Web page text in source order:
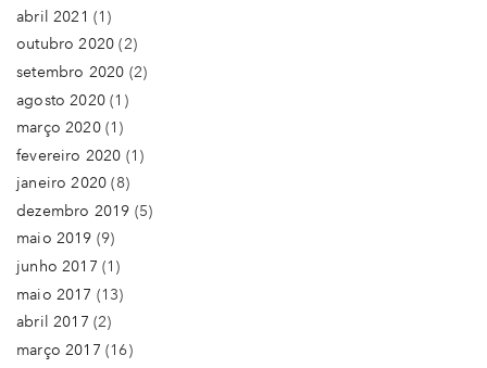
abril 2021 (1)
outubro 2020 (2)
setembro 2020 (2)
agosto 2020(1)
março 2020(1)
fevereiro 2020 (1)
janeiro 2020 (8)
dezembro 2019 (5)
maio 2019 (9)
junho 2017 (1)
maio 2017 (13)
abril 2017 (2)
março 2017 (16)